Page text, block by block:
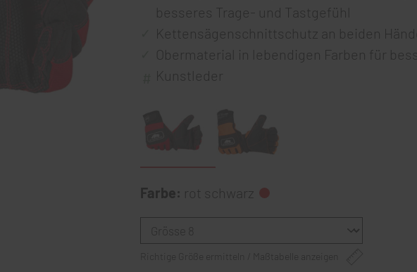
besseres Trage- und Tastgefühl
Kettensägenschnittschutz an beiden
Obermaterial in lebendigen Farben für
Kunstleder
Farbe: rot schwarz